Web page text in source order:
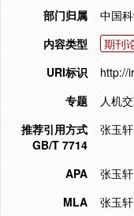
部门归属
中国
内容类型
期刊
URI标识
http://
专题
人机
推荐引用方式
GB/T 7714
张玉
APA
张玉
MLA
张玉